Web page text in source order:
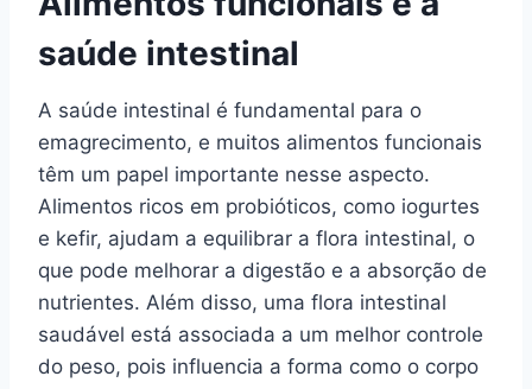
saúde intestinal
A saúde intestinal é fundamental para o
emagrecimento, e muitos alimentos funcionais
têm um papel importante nesse aspecto.
Alimentos ricos em probióticos, como iogurtes
e kefir, ajudam a equilibrar a flora intestinal, o
que pode melhorar a digestão e a absorção de
nutrientes. Além disso, uma flora intestinal
saudável está associada a um melhor controle
do peso, pois influencia a forma como o corpo